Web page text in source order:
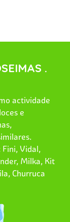
.
actividade
e
Fini, Vidal,
Milka, Kit
Churruca